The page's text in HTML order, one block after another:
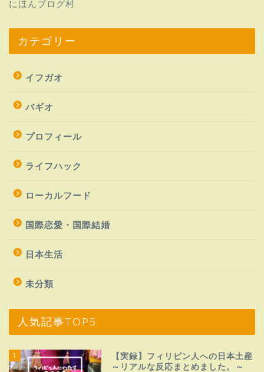
にほんブログ村
カテゴリー
イフガオ
バギオ
プロフィール
ライフハック
ローカルフード
国際恋愛・国際結婚
日本生活
未分類
人気記事TOP5
1
【実録】フィリピン人への日本土産
～リアルな反応まとめました。～